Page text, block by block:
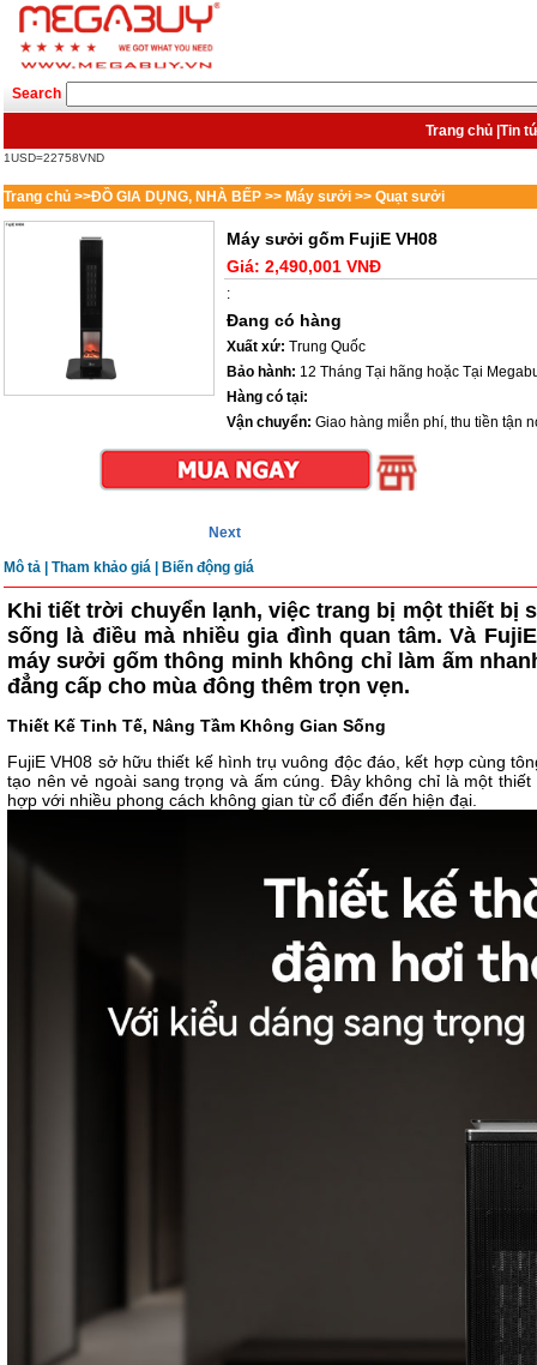
Search
Trang chủ Tin
1USD=22758VND
Trang chủ >>ĐỒ GIA DỤNG, NHÀ BẾP >> Máy sưởi >> Quạt sưởi
Máy sưởi gốm FujiE VH08
Giá: 2,490,001 VNĐ
:
Đang có hàng
Xuất xứ: Trung Quốc
Bảo hành: 12 Tháng Tại hãng hoặc Tại
Hàng có tại:
Vận chuyển: Giao hàng miễn phí, thu tiền tận
Next
Mô tả Tham khảo giá | Biến động giá
Khi tiết trời chuyển lạnh, việc trang bị một thiết bị
sống là điều mà nhiều gia đình quan tâm. Và
máy sưởi gốm thông minh không chỉ làm ấm
đẳng cấp cho mùa đông thêm trọn vẹn.
Thiết Kế Tinh Tế, Nâng Tầm Không Gian Sống
FujiE VH08 sở hữu thiết kế hình trụ vuông độc đáo, kết hợp cùng
tạo nên vẻ ngoài sang trọng và ấm cúng. Đây không chỉ là một
hợp với nhiều phong cách không gian từ cổ điển đến hiện đại.